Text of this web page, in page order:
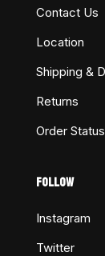
Contact Us
Location
Shipping &
Returns
Order Status
FOLLOW
Instagram
Twitter